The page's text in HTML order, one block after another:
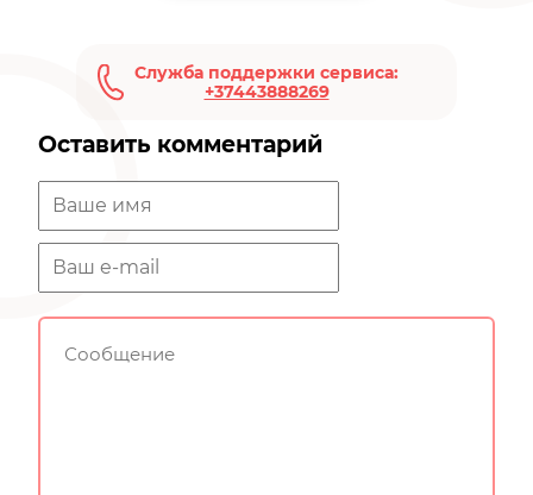
Служба поддержки сервиса:
+37443888269
Оставить комментарий